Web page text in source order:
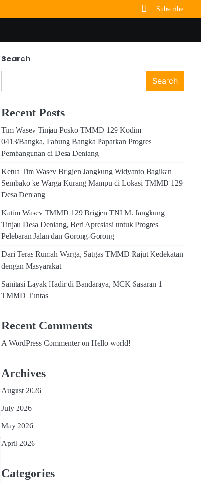
Subscribe
Search
Search
Recent Posts
Tim Wasev Tinjau Posko TMMD 129 Kodim
0413/Bangka, Pabung Bangka Paparkan Progres
Pembangunan di Desa Deniang
Ketua Tim Wasev Brigjen Jangkung Widyanto Bagikan
Sembako ke Warga Kurang Mampu di Lokasi TMMD 129
Desa Deniang
Katim Wasev TMMD 129 Brigjen TNI M. Jangkung
Tinjau Desa Deniang, Beri Apresiasi untuk Progres
Pelebaran Jalan dan Gorong-Gorong
Dari Teras Rumah Warga, Satgas TMMD Rajut Kedekatan
dengan Masyarakat
Sanitasi Layak Hadir di Bandaraya, MCK Sasaran 1
TMMD Tuntas
Recent Comments
A WordPress Commenteron Hello world!
Archives
August 2026
July 2026
May 2026
April 2026
Categories